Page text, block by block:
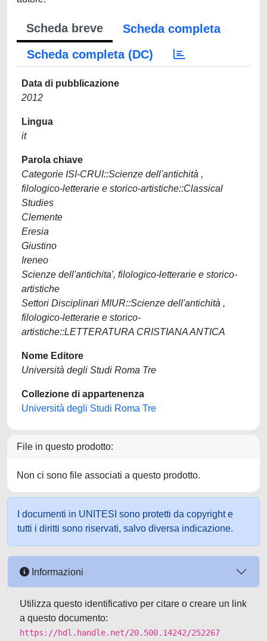
Scheda breve
Scheda completa
Scheda completa (DC)
Data di pubblicazione
2012
Lingua
it
Parola chiave
Categorie ISI-CRUI::Scienze dell'antichità ,
filologico-letterarie e storico-artistiche::Classical
Studies
Clemente
Eresia
Giustino
Ireneo
Scienze dell'antichita', filologico-letterarie e storico-
artistiche
Settori Disciplinari MIUR::Scienze dell'antichità ,
filologico-letterarie e storico-
artistiche::LETTERATURA CRISTIANA ANTICA
Nome Editore
Università degli Studi Roma Tre
Collezione di appartenenza
Università degli Studi Roma Tre
File in questo prodotto:
Non ci sono file associati a questo prodotto.
I documenti in UNITESI sono protetti da copyright e
tutti i diritti sono riservati, salvo diversa indicazione.
Informazioni
Utilizza questo identificativo per citare o creare un link
a questo documento:
https://hdl.handle.net/20.500.14242/252267